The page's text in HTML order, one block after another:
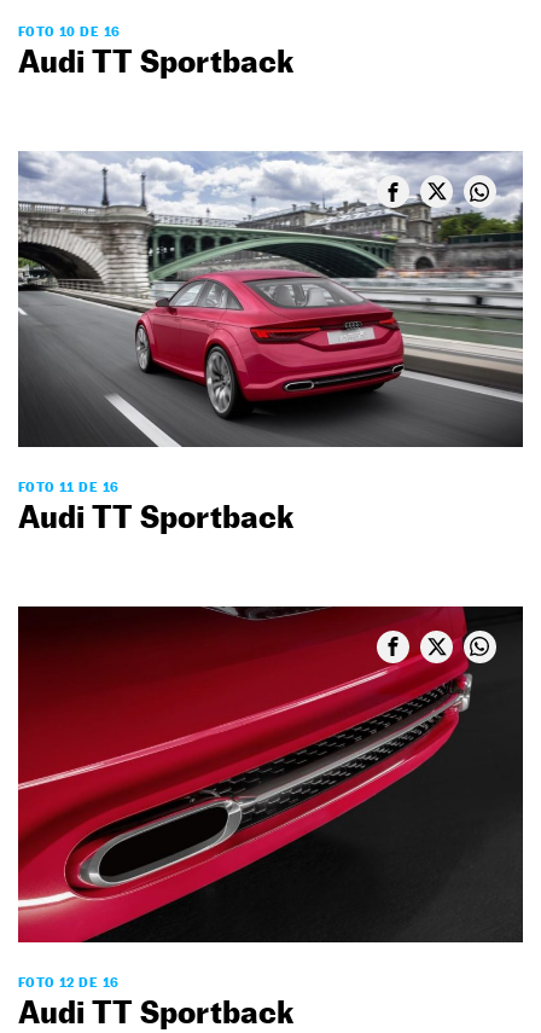
FOTO 10 DE 16
Audi TT Sportback
FOTO 11 DE 16
Audi TT Sportback
FOTO 12 DE 16
Audi TT Sportback